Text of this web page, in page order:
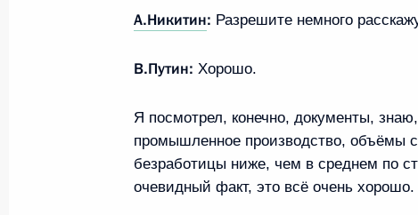
А.Никитин: Разрешите немного
В.Путин: Хорошо.
Я посмотрел, конечно, документы,
промышленное производство, объёмы
безработицы ниже, чем в среднем по
очевидный факт, это всё очень хорошо.